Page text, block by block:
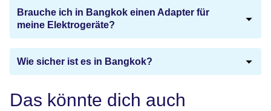
Brauche ich in Bangkok einen Adapter für
meine Elektrogeräte?
Wie sicher ist es in Bangkok?
Das könnte dich auch